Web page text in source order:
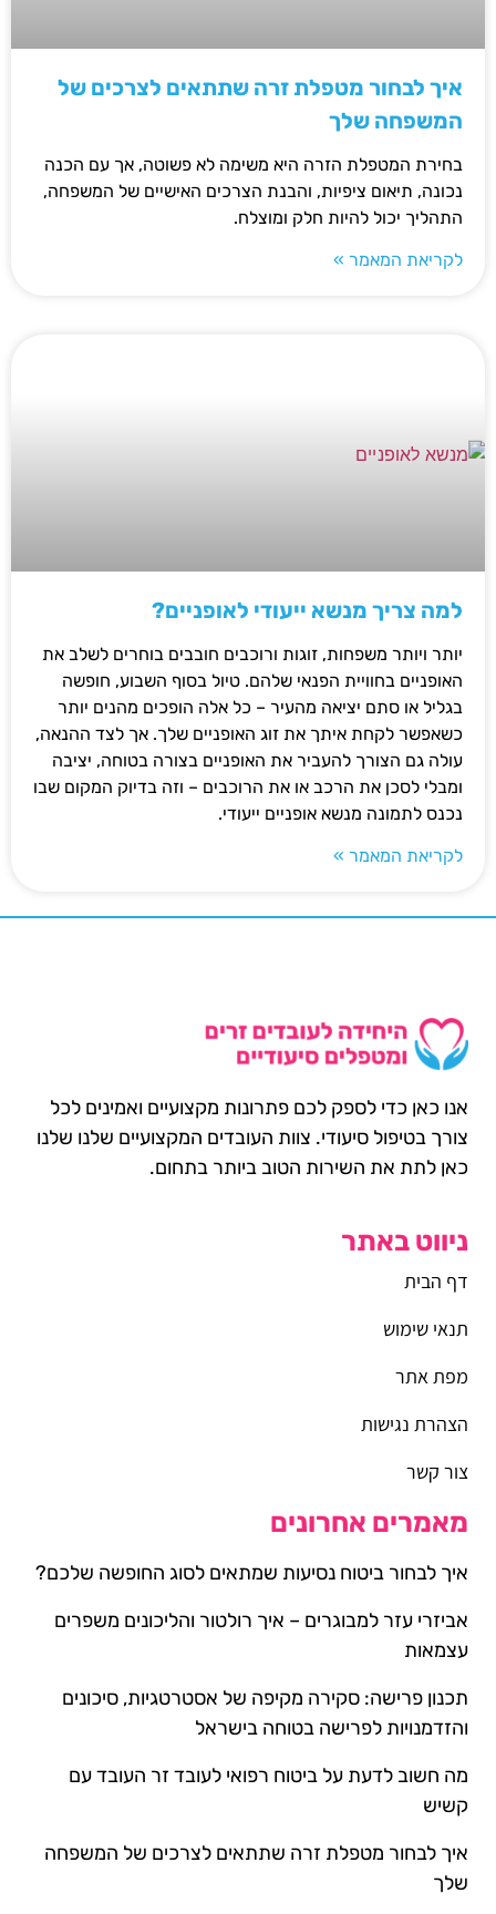
איך לבחור מטפלת זרה שתתאים לצרכים של
המשפחה שלך
בחירת המטפלת הזרה היא משימה לא פשוטה, אך עם הכנה
נכונה, תיאום ציפיות, והבנת הצרכים האישיים של המשפחה,
התהליך יכול להיות חלק ומוצלח.
לקריאת המאמר »
למה צריך מנשא ייעודי לאופניים?
יותר ויותר משפחות, זוגות ורוכבים חובבים בוחרים לשלב את
האופניים בחוויית הפנאי שלהם. טיול בסוף השבוע, חופשה
בגליל או סתם יציאה מהעיר – כל אלה הופכים מהנים יותר
כשאפשר לקחת איתך את זוג האופניים שלך. אך לצד ההנאה,
עולה גם הצורך להעביר את האופניים בצורה בטוחה, יציבה
ומבלי לסכן את הרכב או את הרוכבים – וזה בדיוק המקום שבו
נכנס לתמונה מנשא אופניים ייעודי.
לקריאת המאמר »
אנו כאן כדי לספק לכם פתרונות מקצועיים ואמינים לכל
צורך בטיפול סיעודי. צוות העובדים המקצועיים שלנו שלנו
כאן לתת את השירות הטוב ביותר בתחום.
ניווט באתר
דף הבית
תנאי שימוש
מפת אתר
הצהרת נגישות
צור קשר
מאמרים אחרונים
איך לבחור ביטוח נסיעות שמתאים לסוג החופשה שלכם?
אביזרי עזר למבוגרים – איך רולטור והליכונים משפרים
עצמאות
תכנון פרישה: סקירה מקיפה של אסטרטגיות, סיכונים
והזדמנויות לפרישה בטוחה בישראל
מה חשוב לדעת על ביטוח רפואי לעובד זר העובד עם
קשיש
איך לבחור מטפלת זרה שתתאים לצרכים של המשפחה
שלך